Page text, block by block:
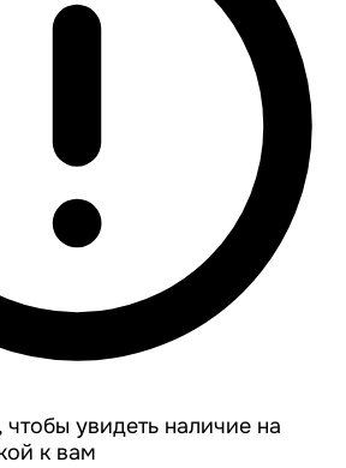
увидеть наличие на
к вам